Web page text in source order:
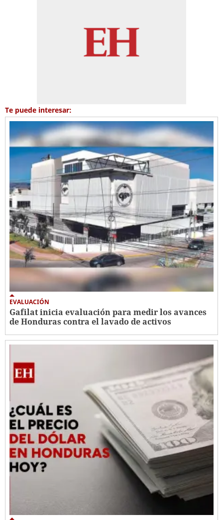
Te puede interesar:
EVALUACIÓN
Gafilat inicia evaluación para medir los avances
de Honduras contra el lavado de activos